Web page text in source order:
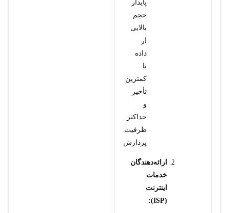
پایدار
حجم
بالایی
از
داده
با
کمترین
تأخیر
و
حداکثر
ظرفیت
پردازش
ارائه‌دهندگان
خدمات
اینترنت
(ISP):